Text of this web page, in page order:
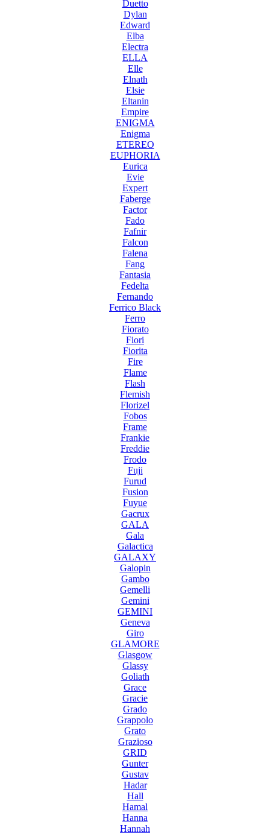
Duetto
Dylan
Edward
Elba
Electra
ELLA
Elle
Elnath
Elsie
Eltanin
Empire
ENIGMA
Enigma
ETEREO
EUPHORIA
Eurica
Evie
Expert
Faberge
Factor
Fado
Fafnir
Falcon
Falena
Fang
Fantasia
Fedelta
Fernando
Ferrico Black
Ferro
Fiorato
Fiori
Fiorita
Fire
Flame
Flash
Flemish
Florizel
Fobos
Frame
Frankie
Freddie
Frodo
Fuji
Furud
Fusion
Fuyue
Gacrux
GALA
Gala
Galactica
GALAXY
Galopin
Gambo
Gemelli
Gemini
GEMINI
Geneva
Giro
GLAMORE
Glasgow
Glassy
Goliath
Grace
Gracie
Grado
Grappolo
Grato
Grazioso
GRID
Gunter
Gustav
Hadar
Hall
Hamal
Hanna
Hannah